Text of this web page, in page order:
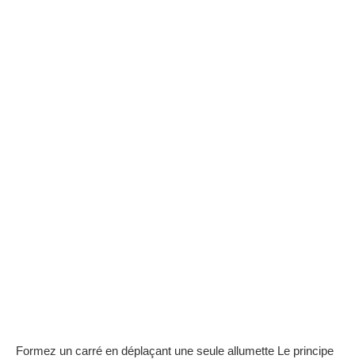
Formez un carré en déplaçant une seule allumette Le principe